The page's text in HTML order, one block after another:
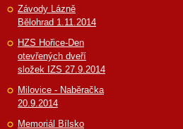
Závody Lázně
Bělohrad 1.11.2014
HZS Hořice-Den
otevřených dveří
složek IZS 27.9.2014
Milovice - Naběračka
20.9.2014
Memoriál Bílsko